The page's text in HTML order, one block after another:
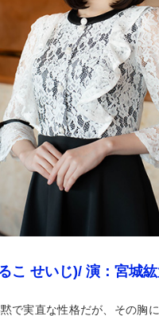
こ せいじ)/ 演：宮城
で実直な性格だが、その胸